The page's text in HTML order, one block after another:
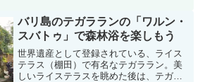
ル・ケドンガナンをご紹介...
バリ島のテガラランの「ワルン・
スバトゥ」で森林浴を楽しもう
世界遺産として登録されている、ライス
テラス（棚田）で有名なテガララン。美
しいライステラスを眺めた後は、テガラ